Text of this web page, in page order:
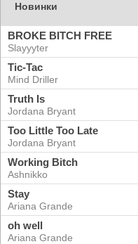
Новинки
BROKE BITCH FREE
Slayyyter
Tic-Tac
Mind Driller
Truth Is
Jordana Bryant
Too Little Too Late
Jordana Bryant
Working Bitch
Ashnikko
Stay
Ariana Grande
oh well
Ariana Grande